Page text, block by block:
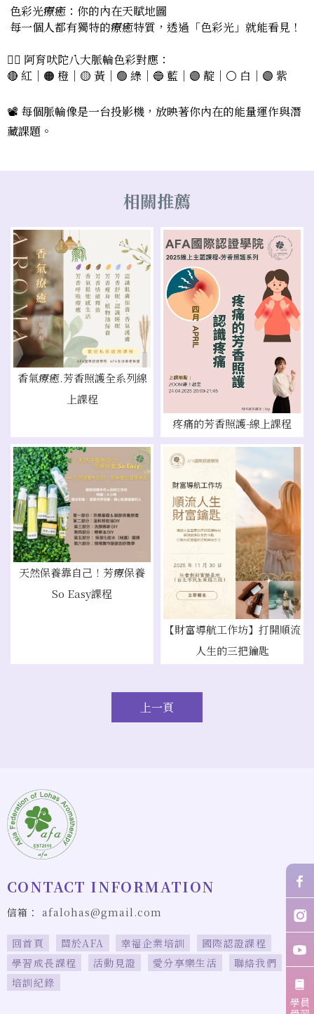
色彩光療癒：你的內在天賦地圖
每一個人都有獨特的療癒特質，透過「色彩光」就能看見！
🧘‍♂️ 阿育吠陀八大脈輪色彩對應：
🔴 紅｜🟠 橙｜🟡 黃｜🟢 綠｜🔵 藍｜🟣 靛｜⚪️ 白｜🟣 紫
📽 每個脈輪像是一台投影機，放映著你內在的能量運作與潛
藏課題。
香氣療癒.芳香照護全系列線
上課程
疼痛的芳香照護-線上課程
天然保養靠自己！芳療保養
So Easy課程
【財富導航工作坊】打開順流
人生的三把鑰匙
上一頁
afalohas@gmail.com
回首頁 關於AFA 幸福企業培訓
國際認證課程
學習成長課程
活動見證 愛分享樂生活
聯絡我們
培訓紀錄
學員